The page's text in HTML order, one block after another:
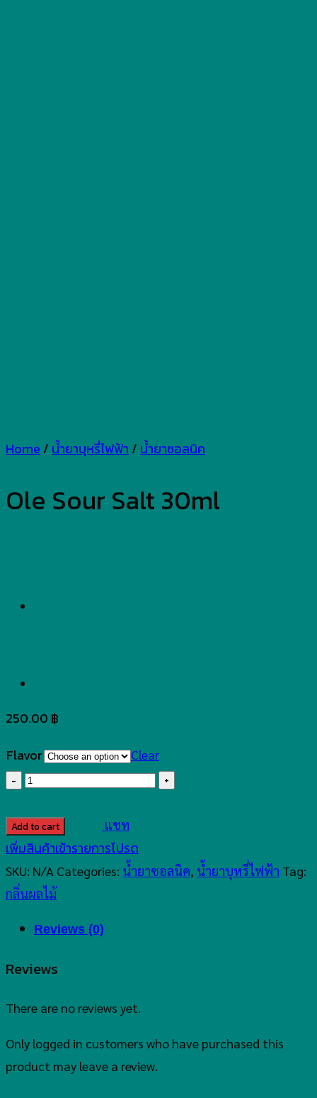
Home / น้ำยาบุหรี่ไฟฟ้า / น้ำยาซอลนิค
Ole Sour Salt 30ml
250.00 ฿
Flavor
Clear
Ole
Salt
30ml
quantity
Add to cart แชท
เพิ่มสินค้าเข้ารายการโปรด
SKU: N/A Categories: น้ำยาซอลนิค, น้ำยาบุหรี่ไฟฟ้า Tag:
กลิ่นผลไม้
Reviews (0)
Reviews
There are no reviews yet.
Only logged in customers who have purchased this
product may leave a review.